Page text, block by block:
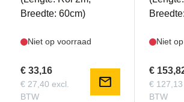
Breedte: 60cm)
Niet op voorraad
€ 33,16
€ 27,40 excl.
BTW
mail
Niet
€
€ 127,13
BTW